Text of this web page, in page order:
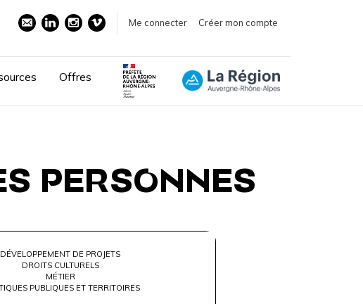
Me connecter Créer mon compte
Offres
PERSONNES
DÉVELOPPEMENT DE PROJETS
DROITS CULTURELS
MÉTIER
PUBLIQUES ET TERRITOIRES